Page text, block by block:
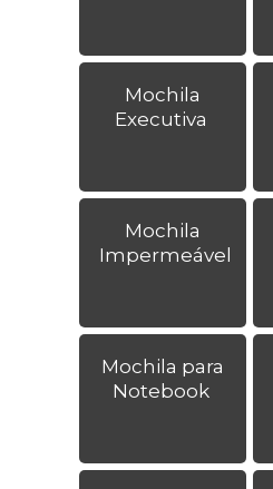
Mochila
Executiva
Mochila
Impermeável
Mochila para
Notebook